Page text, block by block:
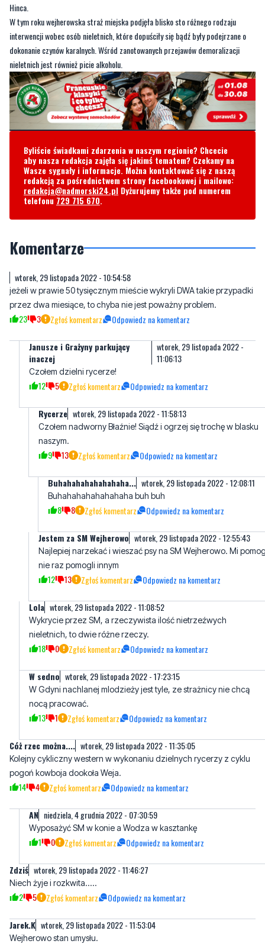
dokonanie czynów karalnych. Wśród zanotowanych przejawów demoralizacji
nieletnich jest również picie alkoholu.
Byliście świadkami zdarzenia w naszym regionie? Chcecie
aby nasza redakcja zajęła się jakimś tematem? Czekamy na
Wasze sygnały i informacje. Można kontaktować się z naszą
redakcja@nadmorski24.plDyżurujemy także pod numerem
telefonu729 715 670.
Komentarze
jeżeli w prawie 50 tysięcznym mieście wykryli DWA takie przypadki
23 3 Zgłoś komentarz Odpowiedz na komentarz
Janusze i Grażyny parkujący
inaczej
wtorek, 29 listopada 2022 -
11:06:13
12 5 Zgłoś komentarz Odpowiedz na komentarz
Rycerze wtorek, 29 listopada 2022 - 11:58:13
Czołem nadworny Błaźnie! Siądź i ogrzej się trochę w blasku
9 13 Zgłoś komentarz Odpowiedz na komentarz
Buhahahahahahahaha...
Buhahahahahahahaha buh buh
Jestem za SM Wejherowo wtorek, 29 listopada 2022 - 12:55:43
Najlepiej narzekać i wieszać psy na SM Wejherowo. Mi
12 13 Zgłoś komentarz Odpowiedz na komentarz
LoIa wtorek, 29 listopada 2022 - 11:08:52
Wykrycie przez SM, a rzeczywista ilość nietrzeźwych
18 0 Zgłoś komentarz Odpowiedz na komentarz
W sedno wtorek, 29 listopada 2022 - 17:23:15
W Gdyni nachlanej mlodzieży jest tyle, ze strażnicy nie chcą
13 1 Zgłoś komentarz Odpowiedz na komentarz
Cóż rzec można.... wtorek, 29 listopada 2022 - 11:35:05
Kolejny cykliczny western w wykonaniu dzielnych rycerzy z cyklu
14 4 Zgłoś komentarz Odpowiedz na komentarz
AN niedziela, 4 grudnia 2022 - 07:30:59
Wyposażyć SM w konie a Wodza w kasztankę
wtorek, 29 listopada 2022 - 11:46:27
Niech żyje i rozkwita.....
Jarek.K wtorek, 29 listopada 2022 - 11:53:04
Wejherowo stan umysłu.
Raczej gminne umysly